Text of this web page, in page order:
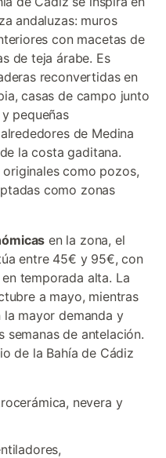
andaluzas: muros
con macetas de
de teja árabe. Es
reconvertidas en
casas de campo junto
pequeñas
de Medina
la costa gaditana.
como pozos,
como zonas
en la zona, el
entre 45€ y 95€, con
temporada alta. La
a mayo, mientras
mayor demanda y
semanas de antelación.
de la Bahía de Cádiz
nevera y